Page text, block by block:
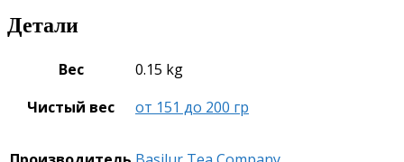
Детали
Вес
0.15 kg
Чистый вес
от 151 до 200 гр